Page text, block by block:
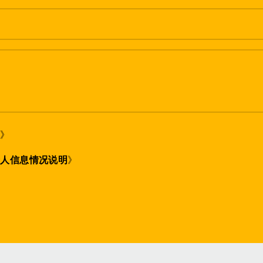
》
信息情况说明》